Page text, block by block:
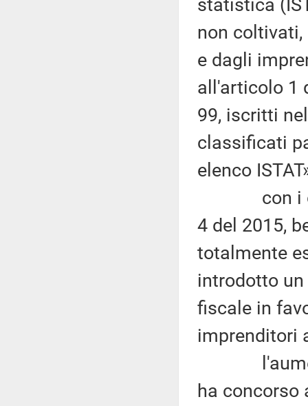
statistica
non
e dagli
all'articolo 1
99, iscritti
classificati
elenco
con i
4 del 2015,
totalmente
introdotto
fiscale in
imprenditori
l'aumento
ha concorso